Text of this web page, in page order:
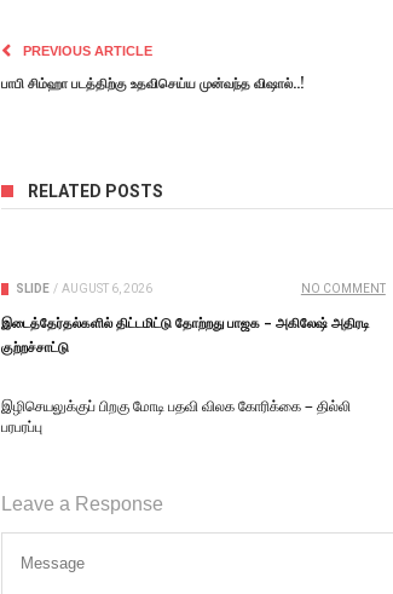
PREVIOUS ARTICLE
பாபி சிம்ஹா படத்திற்கு உதவிசெய்ய முன்வந்த விஷால்..!
RELATED POSTS
SLIDE / AUGUST 6, 2026 NO COMMENT
இடைத்தேர்தல்களில் திட்டமிட்டு தோற்றது பாஜக – அகிலேஷ் அதிரடி
குற்றச்சாட்டு
இழிசெயலுக்குப் பிறகு மோடி பதவி விலக கோரிக்கை – தில்லி
பரபரப்பு
Leave a Response